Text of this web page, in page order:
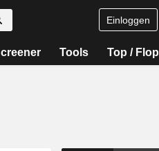
Einloggen
Tools Top / Flop